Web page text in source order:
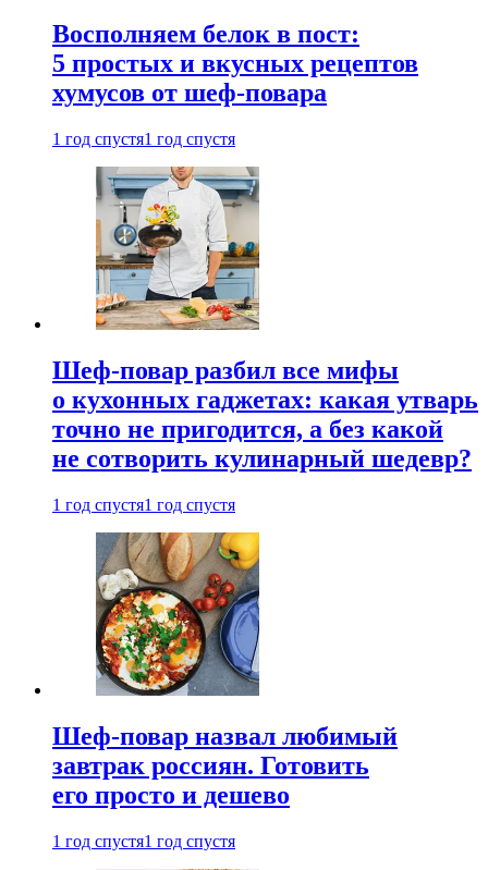
Восполняем белок в пост:
5 простых и вкусных рецептов
хумусов от шеф-повара
1 год спустя1 год спустя
Шеф-повар разбил все мифы
о кухонных гаджетах: какая утварь
точно не пригодится, а без какой
не сотворить кулинарный шедевр?
1 год спустя1 год спустя
Шеф-повар назвал любимый
завтрак россиян. Готовить
его просто и дешево
1 год спустя1 год спустя